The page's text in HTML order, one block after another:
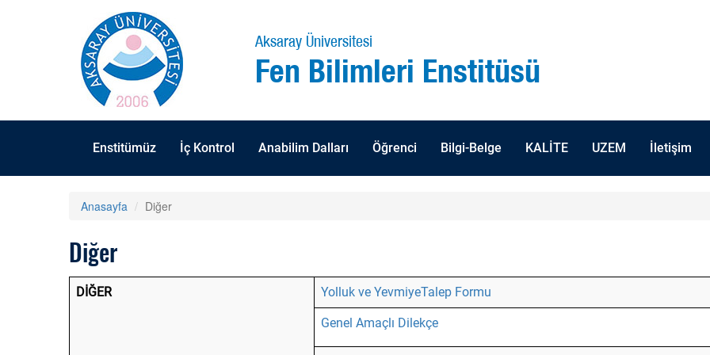
Aksaray Üniversitesi
Fen Bilimleri Enstitüsü
Enstitümüz İç Kontrol Anabilim Dalları Öğrenci Bilgi-Belge KALİTE UZEM İletişim
Anasayfa Diğer
Diğer
DİĞER Yolluk ve YevmiyeTalep Formu
Genel Amaçlı Dilekçe